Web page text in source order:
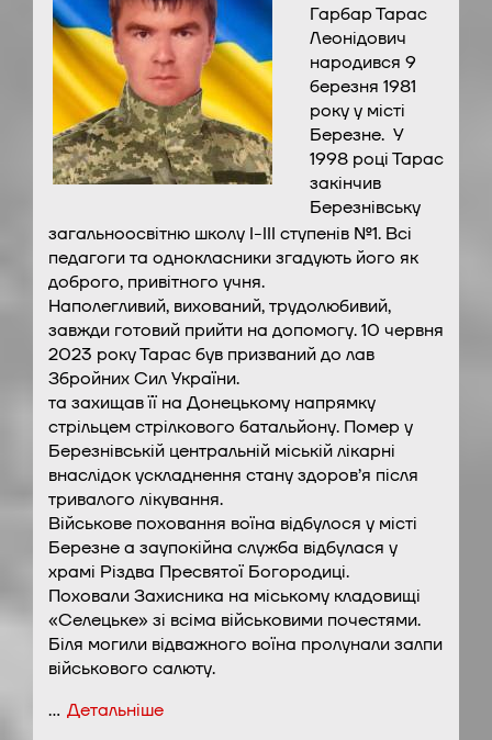
Гарбар Тарас
Леонідович
народився 9
березня 1981
року у місті
Березне. У
1998 році Тарас
закінчив
Березнівську
загальноосвітню школу І-ІІІ ступенів №1. Всі
педагоги та однокласники згадують його як
доброго, привітного учня.
Наполегливий, вихований, трудолюбивий,
завжди готовий прийти на допомогу. 10 червня
2023 року Тарас був призваний до лав
Збройних Сил України.
та захищав її на Донецькому напрямку
стрільцем стрілкового батальйону. Помер у
Березнівській центральній міській лікарні
внаслідок ускладнення стану здоров’я після
тривалого лікування.
Військове поховання воїна відбулося у місті
Березне а заупокійна служба відбулася у
храмі Різдва Пресвятої Богородиці.
Поховали Захисника на міському кладовищі
«Селецьке» зі всіма військовими почестями.
Біля могили відважного воїна пролунали залпи
військового салюту.
… Детальніше